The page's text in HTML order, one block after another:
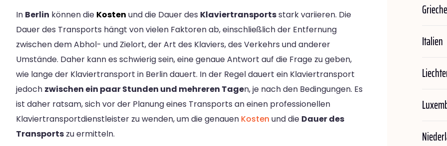
In Berlin können die Kosten und die Dauer des Klaviertransportsstark variieren. Die
Dauer des Transports hängt von vielen Faktoren ab, einschließlich der Entfernung
zwischen dem Abhol- und Zielort, der Art des Klaviers, des Verkehrs und anderer
Umstände. Daher kann es schwierig sein, eine genaue Antwort auf die Frage zu geben,
wie lange der Klaviertransport in Berlin dauert. In der Regel dauert ein Klaviertransport
jedoch zwischen ein paar Stunden und mehreren Tagen, je nach den Bedingungen. Es
ist daher ratsam, sich vor der Planung eines Transports an einen professionellen
Klaviertransportdienstleister zu wenden, um die genauen Kosten und die Dauer des
Transports zu ermitteln.
Italien